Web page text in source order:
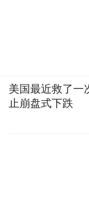
美国最近救了一
止崩盘式下跌